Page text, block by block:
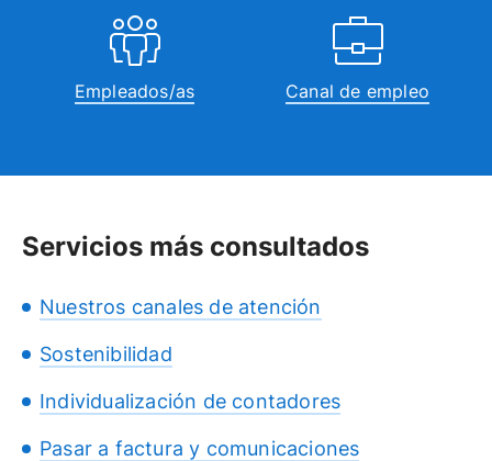
Empleados/as Canal de empleo
Servicios más consultados
Nuestros canales de atención
Sostenibilidad
Individualización de contadores
Pasar a factura y comunicaciones